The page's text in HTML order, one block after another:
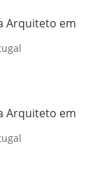
Arquiteto em
Arquiteto em